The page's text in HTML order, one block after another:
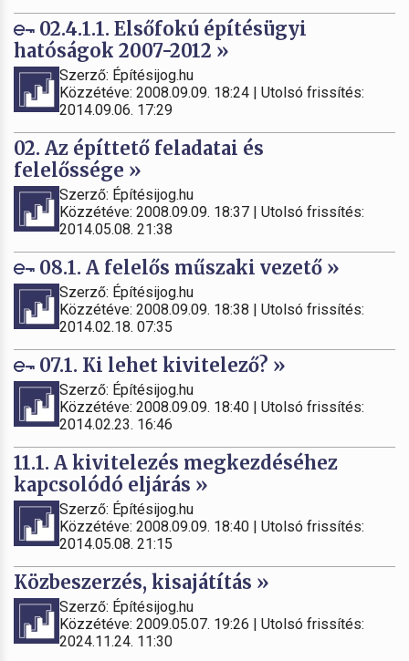
02.4.1.1. Elsőfokú építésügyi
hatóságok 2007-2012 »
Szerző: Építésijog.hu
Közzétéve: 2008.09.09. 18:24 | Utolsó frissítés:
2014.09.06. 17:29
02. Az építtető feladatai és
felelőssége »
Szerző: Építésijog.hu
Közzétéve: 2008.09.09. 18:37 | Utolsó frissítés:
2014.05.08. 21:38
08.1. A felelős műszaki vezető »
Szerző: Építésijog.hu
Közzétéve: 2008.09.09. 18:38 | Utolsó frissítés:
2014.02.18. 07:35
07.1. Ki lehet kivitelező? »
Szerző: Építésijog.hu
Közzétéve: 2008.09.09. 18:40 | Utolsó frissítés:
2014.02.23. 16:46
11.1. A kivitelezés megkezdéséhez
kapcsolódó eljárás »
Szerző: Építésijog.hu
Közzétéve: 2008.09.09. 18:40 | Utolsó frissítés:
2014.05.08. 21:15
Közbeszerzés, kisajátítás »
Szerző: Építésijog.hu
Közzétéve: 2009.05.07. 19:26 | Utolsó frissítés:
2024.11.24. 11:30